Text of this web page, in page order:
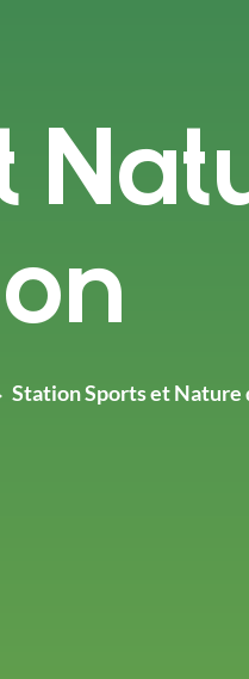
Station Sports et Nature